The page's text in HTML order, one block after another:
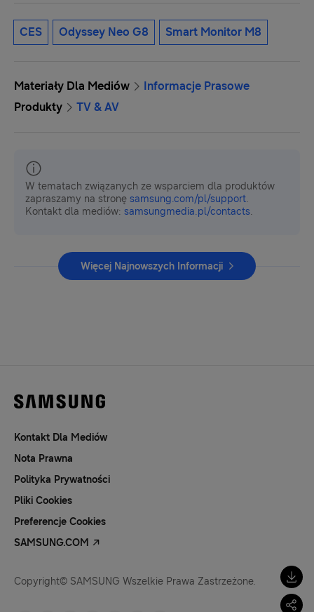
CES Odyssey Neo G8 Smart Monitor M8
Materiały Dla Mediów
Informacje Prasowe
Produkty
TV & AV
W tematach związanych ze wsparciem dla produktów
zapraszamy na stronę samsung.com/pl/support.
Kontakt dla mediów: samsungmedia.pl/contacts.
Więcej Najnowszych Informacji
Kontakt Dla Mediów
Nota Prawna
Polityka Prywatności
Pliki Cookies
Preferencje Cookies
SAMSUNG.COM
Copyright© SAMSUNG Wszelkie Prawa Zastrzeżone.